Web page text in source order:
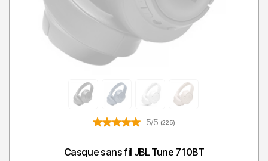
5/5 (225)
Casque sans fil JBL Tune 710BT